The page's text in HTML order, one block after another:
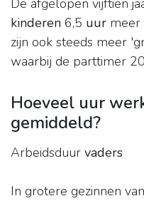
De afgelopen vijftien
kinderen 6,5 uur meer
zijn ook steeds meer
waarbij de parttimer
Hoeveel uur
gemiddeld?
Arbeidsduur vaders
In grotere gezinnen